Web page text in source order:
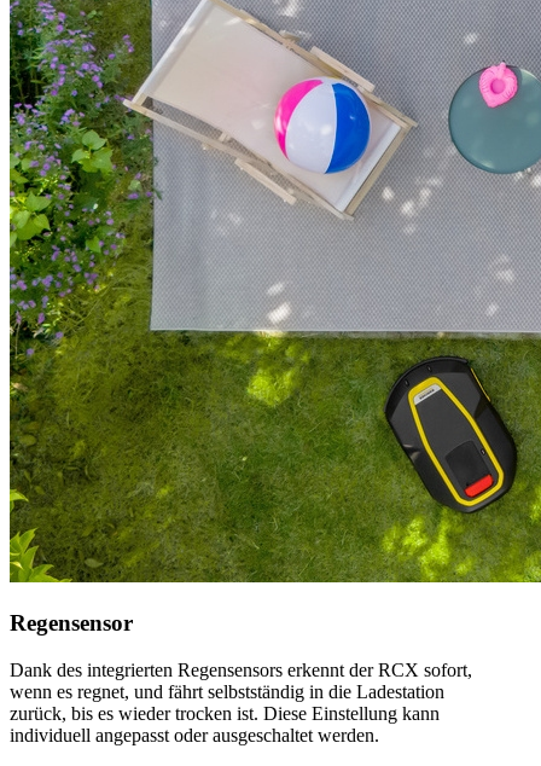
Regensensor
Dank des integrierten Regensensors erkennt der RCX sofort,
wenn es regnet, und fährt selbstständig in die Ladestation
zurück, bis es wieder trocken ist. Diese Einstellung kann
individuell angepasst oder ausgeschaltet werden.